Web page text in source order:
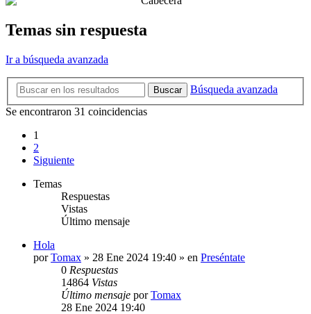
Temas sin respuesta
Ir a búsqueda avanzada
Buscar
Búsqueda avanzada
Se encontraron 31 coincidencias
1
2
Siguiente
Temas
Respuestas
Vistas
Último mensaje
Hola
porTomax » 28 Ene 2024 19:40 » en Preséntate
0 Respuestas
14864 Vistas
Último mensaje porTomax
28 Ene 2024 19:40